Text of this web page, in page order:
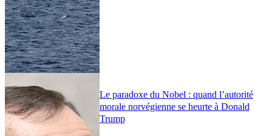
Le paradoxe du Nobel : quand l’autorité
morale norvégienne se heurte à Donald
Trump